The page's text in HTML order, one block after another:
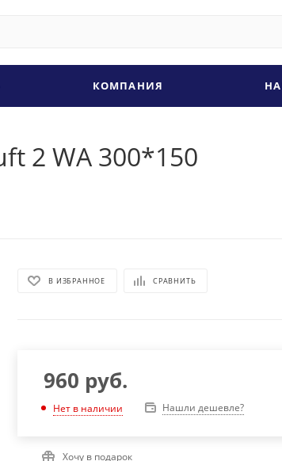
КОМПАНИЯ
2 WA 300*150
В ИЗБРАННОЕ СРАВНИТЬ
960 руб.
Нет в наличии Нашли дешевле?
Хочу в подарок